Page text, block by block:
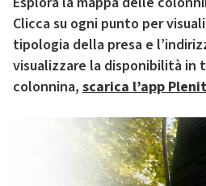
Clicca su ogni punto per
tipologia della presa e
visualizzare la disponibilità in
colonnina, scarica l’app